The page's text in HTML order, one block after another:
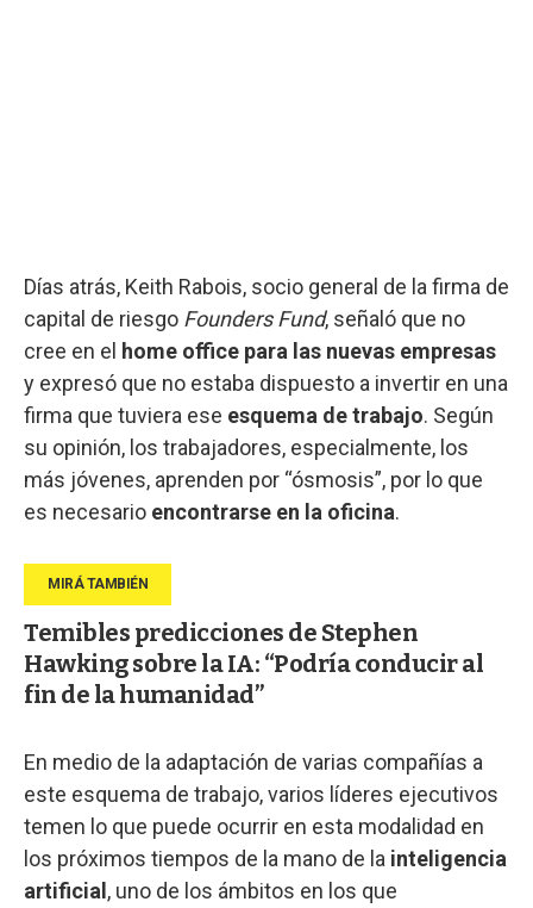
Días atrás, Keith Rabois, socio general de la firma de
capital de riesgo Founders Fund, señaló que no
cree en el home office para las nuevas empresas
y expresó que no estaba dispuesto a invertir en una
firma que tuviera ese esquema de trabajo. Según
su opinión, los trabajadores, especialmente, los
más jóvenes, aprenden por “ósmosis”, por lo que
es necesario encontrarse en la oficina.
Temibles predicciones de Stephen
Hawking sobre la IA: “Podría conducir al
fin de la humanidad”
En medio de la adaptación de varias compañías a
este esquema de trabajo, varios líderes ejecutivos
temen lo que puede ocurrir en esta modalidad en
los próximos tiempos de la mano de la inteligencia
artificial , uno de los ámbitos en los que